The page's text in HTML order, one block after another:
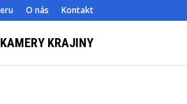
O nás Kontakt
KRAJINY